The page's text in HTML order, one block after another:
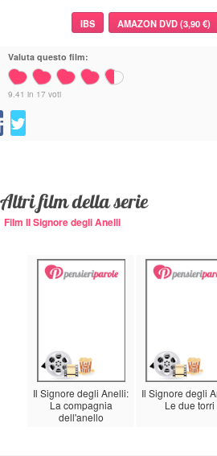
IBS AMAZON DVD (3,90 €)
Valuta questo film:
9.41 in 17 voti
Altri film della serie
Film Il Signore degli Anelli
Il Signore degli Anelli:
La compagnia
dell'anello
Il Signore degli
Le due torri